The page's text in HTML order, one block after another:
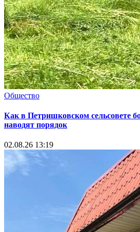
Общество
Как в Петришковском сельсовете
наводят порядок
02.08.26 13:19